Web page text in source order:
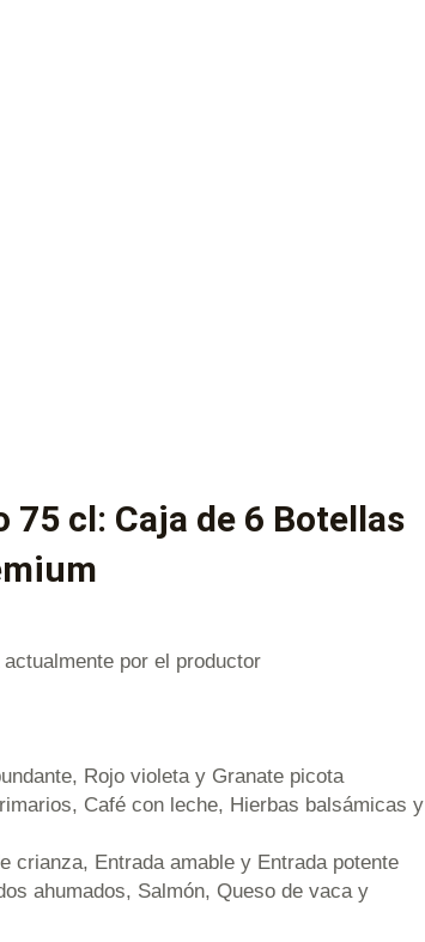
75 cl: Caja de 6 Botellas
por el productor
Rojo violeta y Granate picota
Café con leche, Hierbas balsámicas y
crianza, Entrada amable y Entrada potente
ahumados, Salmón, Queso de vaca y